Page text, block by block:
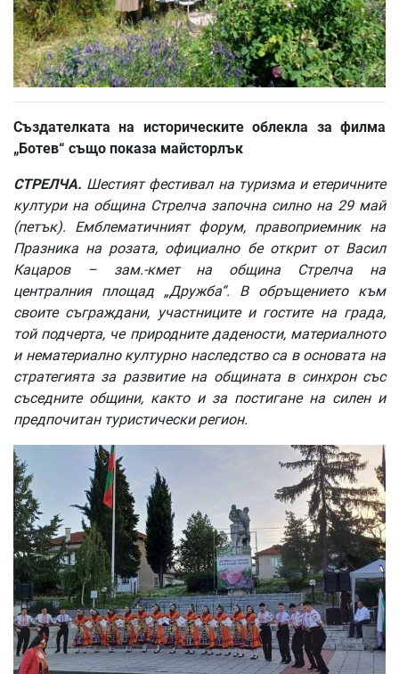
Създателката на историческите облекла за филма
„Ботев“ също показа майсторлък
СТРЕЛЧА. Шестият фестивал на туризма и етеричните
култури на община Стрелча започна силно на 29 май
(петък). Емблематичният форум, правоприемник на
Празника на розата, официално бе открит от Васил
Кацаров – зам.-кмет на община Стрелча на
централния площад „Дружба“. В обръщението към
своите съграждани, участниците и гостите на града,
той подчерта, че природните дадености, материалното
и нематериално културно наследство са в основата на
стратегията за развитие на общината в синхрон със
съседните общини, както и за постигане на силен и
предпочитан туристически регион.